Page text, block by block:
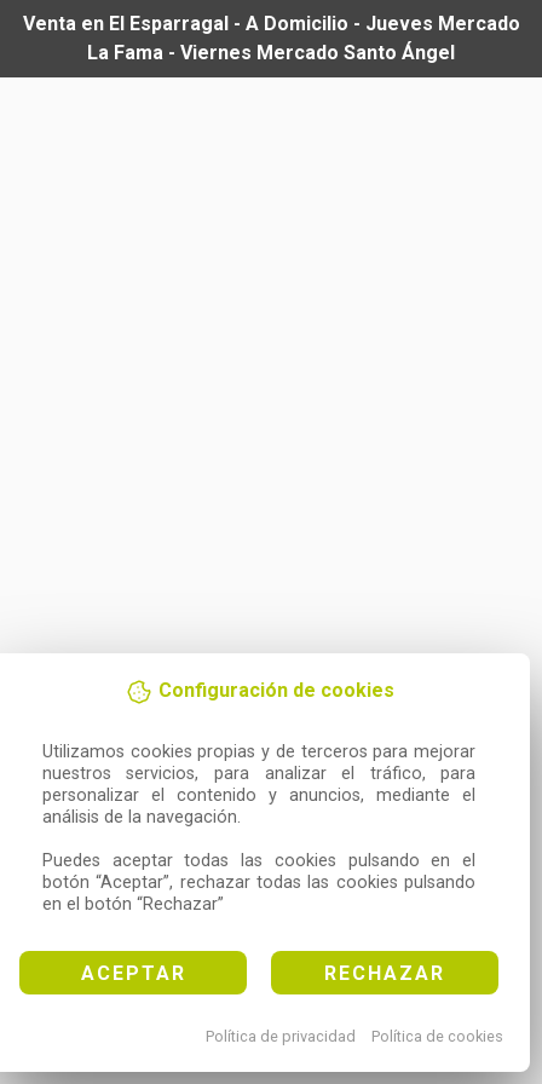
Configuración de cookies
Utilizamos cookies propias y de terceros para mejorar
nuestros servicios, para analizar el tráfico, para
personalizar el contenido y anuncios, mediante el
análisis de la navegación.
Puedes aceptar todas las cookies pulsando en el
botón “Aceptar”, rechazar todas las cookies pulsando
en el botón “Rechazar”
ACEPTAR RECHAZAR
Política de privacidad Política de cookies
Venta en El Esparragal - A Domicilio - Jueves Mercado
La Fama - Viernes Mercado Santo Ángel